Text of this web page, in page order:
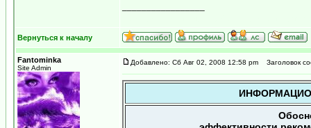
Вернуться к началу
Fantominka
Site Admin
Добавлено: Сб Авг 02, 2008 12:58 pm Заголовок